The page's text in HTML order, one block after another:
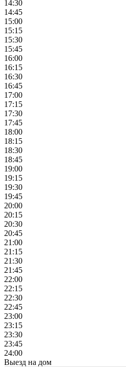
14:30
14:45
15:00
15:15
15:30
15:45
16:00
16:15
16:30
16:45
17:00
17:15
17:30
17:45
18:00
18:15
18:30
18:45
19:00
19:15
19:30
19:45
20:00
20:15
20:30
20:45
21:00
21:15
21:30
21:45
22:00
22:15
22:30
22:45
23:00
23:15
23:30
23:45
24:00
Выезд на дом